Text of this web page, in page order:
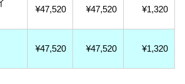
¥47,520 ¥47,520 ¥1,320
¥47,520 ¥47,520 ¥1,320